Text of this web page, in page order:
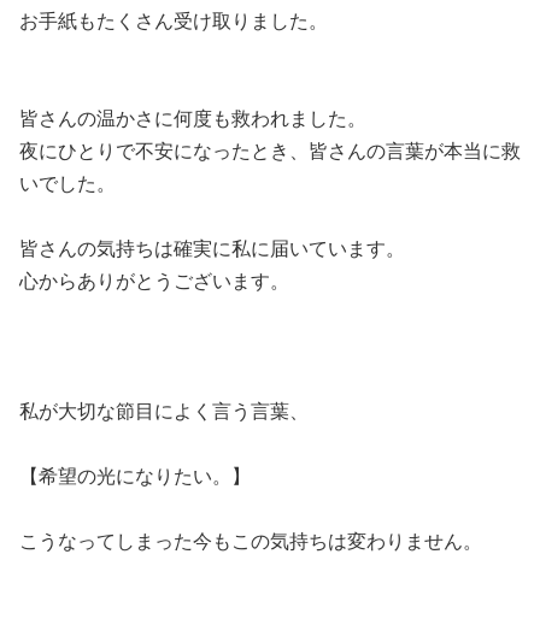
お手紙もたくさん受け取りました。
皆さんの温かさに何度も救われました。
夜にひとりで不安になったとき、皆さんの言葉が本当に救
いでした。
皆さんの気持ちは確実に私に届いています。
心からありがとうございます。
私が大切な節目によく言う言葉、
【希望の光になりたい。】
こうなってしまった今もこの気持ちは変わりません。